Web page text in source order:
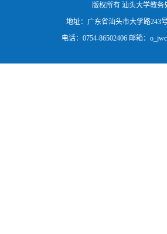
版权所有 汕头大学教务
地址：广东省汕头市大学路243
电话：0754-86502406 邮箱：